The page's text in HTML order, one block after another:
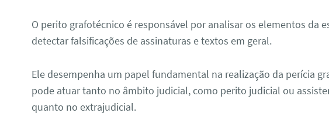
O perito grafotécnico é responsável por analisar os elementos da
detectar falsificações de assinaturas e textos em geral.
Ele desempenha um papel fundamental na realização da perícia
pode atuar tanto no âmbito judicial, como perito judicial ou
quanto no extrajudicial.